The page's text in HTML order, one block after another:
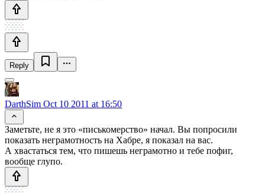
Reply
DarthSim Oct 10 2011 at 16:50
Заметьте, не я это «писькомерство» начал. Вы попросили
показать неграмотность на Хабре, я показал на вас.
А хвастаться тем, что пишешь неграмотно и тебе пофиг,
вообще глупо.